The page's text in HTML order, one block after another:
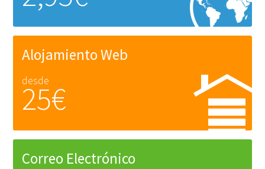
Alojamiento Web
desde
25€
Correo Electrónico